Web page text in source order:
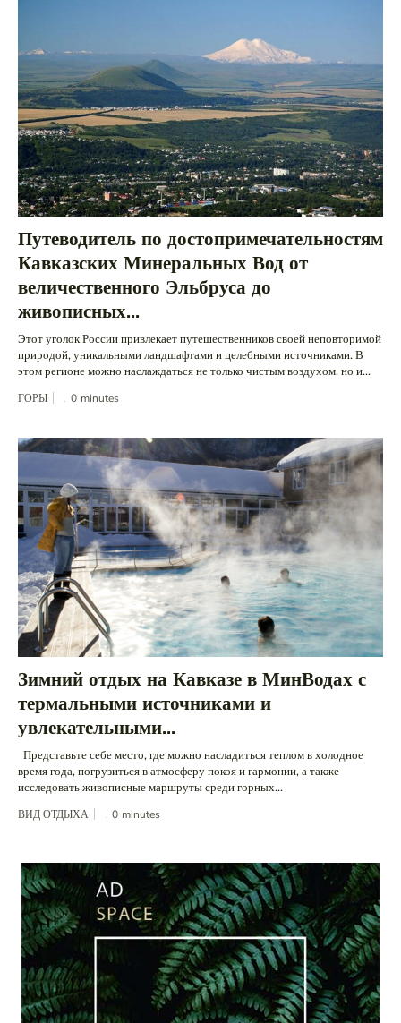
Путеводитель по достопримечательностям
Кавказских Минеральных Вод от
величественного Эльбруса до
живописных...
Этот уголок России привлекает путешественников своей неповторимой
природой, уникальными ландшафтами и целебными источниками. В
этом регионе можно наслаждаться не только чистым воздухом, но и...
ГОРЫ 0 minutes
Зимний отдых на Кавказе в МинВодах с
термальными источниками и
увлекательными...
время года, погрузиться в атмосферу покоя и гармонии, а также
исследовать живописные маршруты среди горных...
ВИД ОТДЫХА 0 minutes